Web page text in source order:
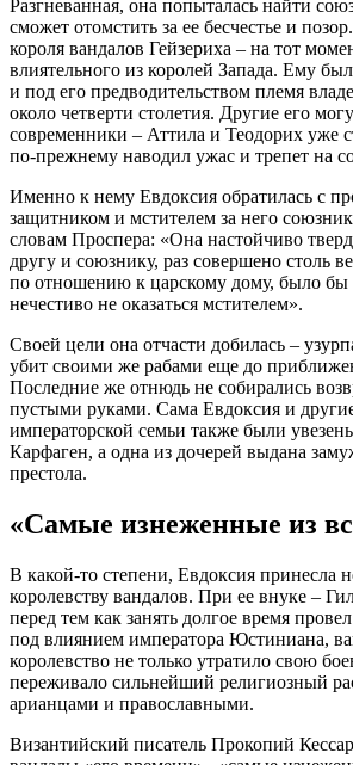
Разгневанная, она попыталась найти
сможет отомстить за ее бесчестье и
короля вандалов Гейзериха – на тот
влиятельного из королей Запада. Ему
и под его предводительством племя
около четверти столетия. Другие его
современники – Аттила и Теодорих уже
по-прежнему наводил ужас и трепет на
Именно к нему Евдоксия обратилась с
защитником и мстителем за него
словам Проспера: «Она настойчиво
другу и союзнику, раз совершено столь
по отношению к царскому дому, было бы
нечестиво не оказаться мстителем».
Своей цели она отчасти добилась –
убит своими же рабами еще до
Последние же отнюдь не собирались
пустыми руками. Сама Евдоксия и
императорской семьи также были
Карфаген, а одна из дочерей выдана
престола.
«Самые изнеженные из
В какой-то степени, Евдоксия принесла
королевству вандалов. При ее внуке –
перед тем как занять долгое время
под влиянием императора Юстиниана,
королевство не только утратило свою
переживало сильнейший религиозный
арианцами и православными.
Византийский писатель Прокопий